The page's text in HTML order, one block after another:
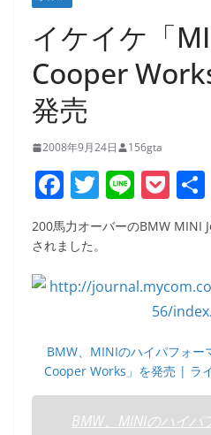
イケイケ「
Cooper
発売
2008年9月24日 156gta
F
a
c
b
o
k
T
w
itt
Li
n
e
P
o
ck
200馬力オーバーのBMW MINI
されました。
BMW、MINIのハイパフォー
Cooper Works」を発売 | ラ
BMW、MINIのハイ